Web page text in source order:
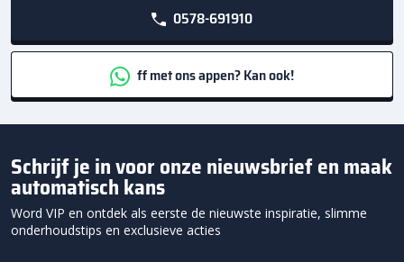
0578-691910
ff met ons appen? Kan ook!
Schrijf je in voor onze nieuwsbrief en maak
automatisch kans
Word VIP en ontdek als eerste de nieuwste inspiratie, slimme
onderhoudstips en exclusieve acties